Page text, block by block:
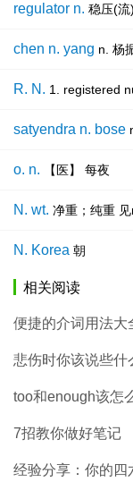
regulator n. 稳压(流
chen n. yang n. 杨
R. N. 1. registered
satyendra n. bose
o. n. 【医】 每夜
N. wt. 净重；纯重
N. Korea 朝
相关阅读
便捷的介词用法大
悲伤时你该说些什
too和enough该怎
7招教你做好笔记
经验分享：你的四